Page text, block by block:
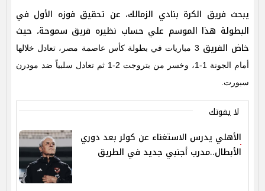
يبحث فريق الكرة بنادي الزمالك، عن تحقيق فوزه الأول في
البطولة هذا الموسم علي حساب نظيره فريق سموحة، حيث
خاض الفريق
3 مباريات في بطولة كأس عاصمة مصر، تعادل خلالها
أمام الجونة 1-1، وخسر من بتروجت 2-1 ثم تعادل سلبياً ضد مودرن
سبورت.
لا يفوتك
الأهلي يدرس الاستغناء عن كولر بعد دوري
الأبطال..مدرب أجنبي جديد في الطريق